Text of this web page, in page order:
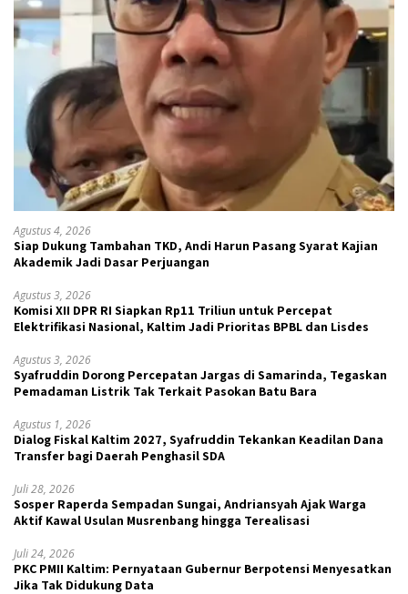
Agustus 4, 2026
Siap Dukung Tambahan TKD, Andi Harun Pasang Syarat Kajian
Akademik Jadi Dasar Perjuangan
Agustus 3, 2026
Komisi XII DPR RI Siapkan Rp11 Triliun untuk Percepat
Elektrifikasi Nasional, Kaltim Jadi Prioritas BPBL dan Lisdes
Agustus 3, 2026
Syafruddin Dorong Percepatan Jargas di Samarinda, Tegaskan
Pemadaman Listrik Tak Terkait Pasokan Batu Bara
Agustus 1, 2026
Dialog Fiskal Kaltim 2027, Syafruddin Tekankan Keadilan Dana
Transfer bagi Daerah Penghasil SDA
Juli 28, 2026
Sosper Raperda Sempadan Sungai, Andriansyah Ajak Warga
Aktif Kawal Usulan Musrenbang hingga Terealisasi
Juli 24, 2026
PKC PMII Kaltim: Pernyataan Gubernur Berpotensi Menyesatkan
Jika Tak Didukung Data